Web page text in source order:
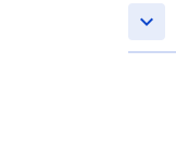
keyboard_arrow_down